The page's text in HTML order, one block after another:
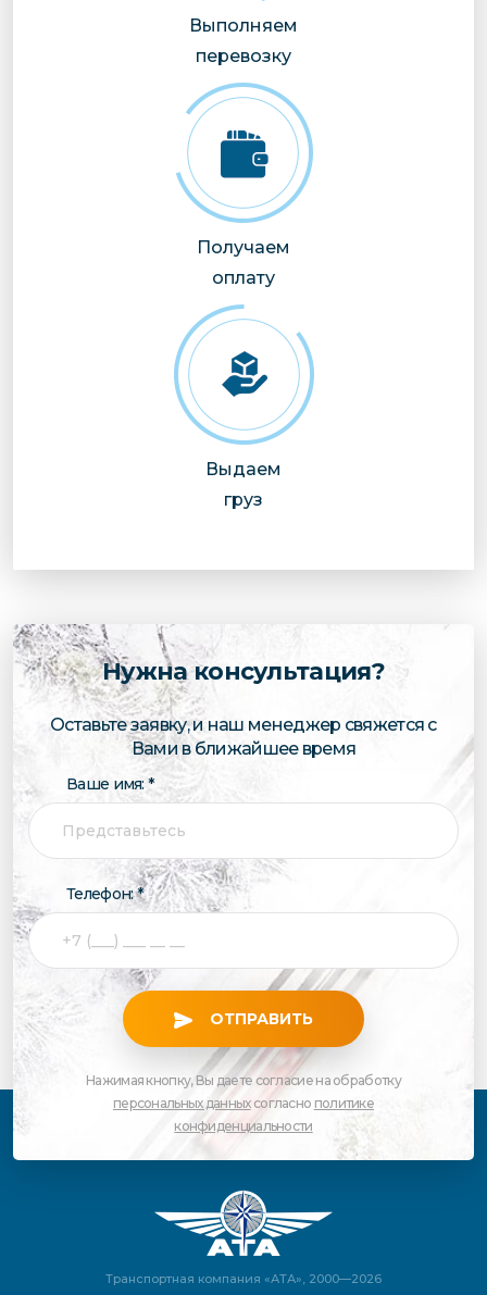
Выполняем
перевозку
Получаем
оплату
Выдаем
груз
Нужна консультация?
Оставьте заявку, и наш менеджер свяжется с
Вами в ближайшее время
Ваше имя: *
Телефон: *
ОТПРАВИТЬ
Нажимая кнопку, Вы даете согласие на обработку
персональных данныхсогласно политике
конфиденциальности
Транспортная компания «АТА», 2000—2026